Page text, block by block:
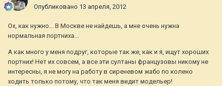
Опубликовано 13 апреля, 2012
Ох, как нужно... В Москве не найдешь, а мне очень нужна
нормальная портниха...
А как много у меня подруг, которые так же, как и я, ищут хороших
портних! Нет их совсем, а все эти султаны французовы никому не
интересны, я не могу на работу в сиреневом жабо по колено
ходить только потому, что так меня видит модельер!